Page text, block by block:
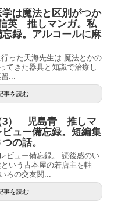
は魔法と区別がつか
英 推しマンガ。私
録。アルコールに麻
った天海先生は 魔法とかの
てきた器具と知識で治療し
...
事を読む
3） 児島青 推しマ
ュー備忘録。短編集
の話。
ビュー備忘録。 読後感のい
いう古本屋の若店主を軸
ろの交友関...
事を読む